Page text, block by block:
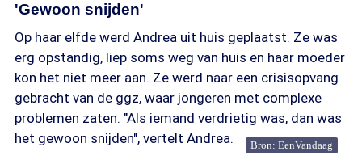
'Gewoon snijden'
Op haar elfde werd Andrea uit huis geplaatst. Ze was
erg opstandig, liep soms weg van huis en haar moeder
kon het niet meer aan. Ze werd naar een crisisopvang
gebracht van de ggz, waar jongeren met complexe
problemen zaten. "Als iemand verdrietig was, dan was
het gewoon snijden", vertelt Andrea.
Bron: EenVandaag